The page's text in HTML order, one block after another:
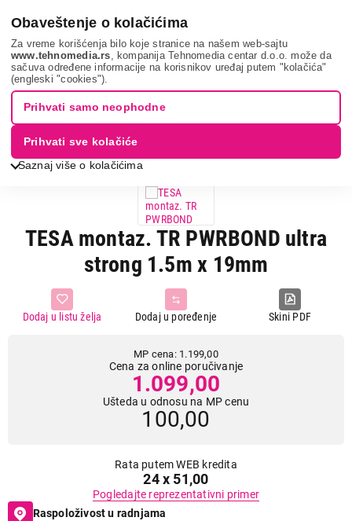
Obaveštenje o kolačićima
Za vreme korišćenja bilo koje stranice na našem web-sajtu
www.tehnomedia.rs , kompanija Tehnomedia centar d.o.o. može da
sačuva određene informacije na korisnikov uređaj putem "kolačića"
(engleski "cookies").
Saznaj više o kolačićima
Prihvati samo neophodne
Prihvati sve kolačiće
Sve za kuću i baštu
Samolepljivi proizvodi i ostala rešenja
Tesa montaz. tr...
8% UŠTEDA.
TESA montaz. TR PWRBOND ultra
strong 1.5m x 19mm
Skini PDF
Dodaj u poređenje
Dodaj u listu želja
MP cena: 1.199,00
Cena za online poručivanje
1.099,00
Ušteda u odnosu na MP cenu
100,00
Rata putem WEB kredita
24 x 51,00
Pogledajte reprezentativni primer
Raspoloživost u radnjama